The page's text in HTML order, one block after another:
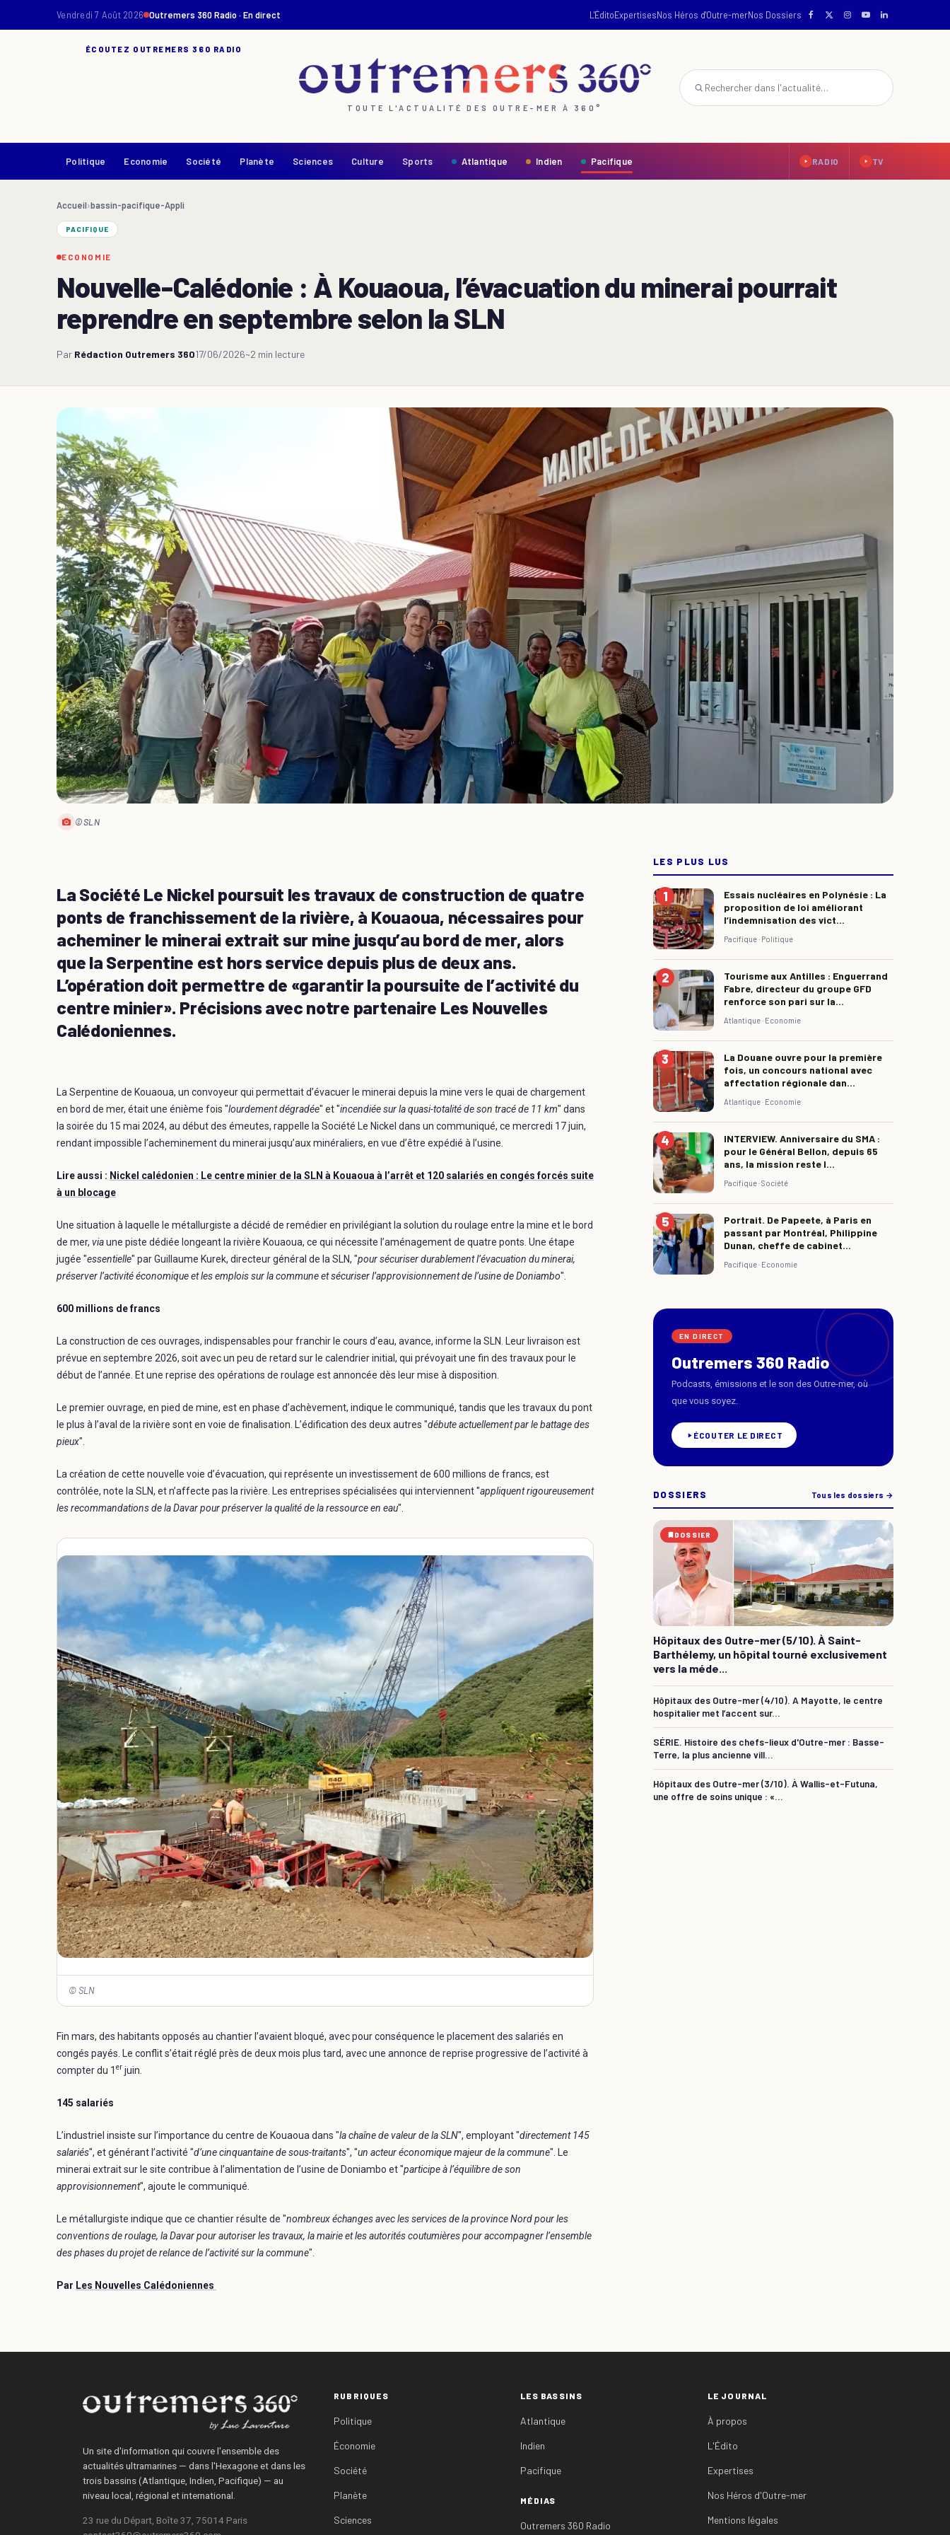
Vendredi 7 Août 2026 Outremers 360 Radio · En direct L'ÉditoExpertisesNos Héros d'Outre-merNos Dossiers
ÉCOUTEZ OUTREMERS 360 RADIO
TOUTE L'ACTUALITÉ DES OUTRE-MER À 360°
Politique Economie Société Planète Sciences Culture Sports Atlantique Indien Pacifique RADIO TV
Accueil›bassin-pacifique-Appli
PACIFIQUE
ECONOMIE
Nouvelle-Calédonie : À Kouaoua, l’évacuation du minerai pourrait
reprendre en septembre selon la SLN
Par Rédaction Outremers 36017/06/2026~2 min lecture
© SLN
La Société Le Nickel poursuit les travaux de construction de quatre
ponts de franchissement de la rivière, à Kouaoua, nécessaires pour
acheminer le minerai extrait sur mine jusqu’au bord de mer, alors
que la Serpentine est hors service depuis plus de deux ans.
L’opération doit permettre de «garantir la poursuite de l’activité du
centre minier». Précisions avec notre partenaire Les Nouvelles
Calédoniennes.
La Serpentine de Kouaoua, un convoyeur qui permettait d’évacuer le minerai depuis la mine vers le quai de chargement
en bord de mer, était une énième fois "lourdement dégradée" et "incendiée sur la quasi-totalité de son tracé de 11 km" dans
la soirée du 15 mai 2024, au début des émeutes, rappelle la Société Le Nickel dans un communiqué, ce mercredi 17 juin,
rendant impossible l’acheminement du minerai jusqu’aux minéraliers, en vue d’être expédié à l’usine.
Lire aussi : Nickel calédonien : Le centre minier de la SLN à Kouaoua à l’arrêt et 120 salariés en congés forcés suite
à un blocage
Une situation à laquelle le métallurgiste a décidé de remédier en privilégiant la solution du roulage entre la mine et le bord
de mer, viaune piste dédiée longeant la rivière Kouaoua, ce qui nécessite l’aménagement de quatre ponts. Une étape
jugée "essentielle" par Guillaume Kurek, directeur général de la SLN, "pour sécuriser durablement l’évacuation du minerai,
préserver l’activité économique et les emplois sur la commune et sécuriser l’approvisionnement de l’usine de Doniambo".
600 millions de francs
La construction de ces ouvrages, indispensables pour franchir le cours d’eau, avance, informe la SLN. Leur livraison est
prévue en septembre 2026, soit avec un peu de retard sur le calendrier initial, qui prévoyait une fin des travaux pour le
début de l’année. Et une reprise des opérations de roulage est annoncée dès leur mise à disposition.
Le premier ouvrage, en pied de mine, est en phase d’achèvement, indique le communiqué, tandis que les travaux du pont
le plus à l’aval de la rivière sont en voie de finalisation. L’édification des deux autres "débute actuellement par le battage des
pieux".
La création de cette nouvelle voie d’évacuation, qui représente un investissement de 600 millions de francs, est
contrôlée, note la SLN, et n’affecte pas la rivière. Les entreprises spécialisées qui interviennent "appliquent rigoureusement
les recommandations de la Davar pour préserver la qualité de la ressource en eau".
© SLN
Fin mars, des habitants opposés au chantier l’avaient bloqué, avec pour conséquence le placement des salariés en
congés payés. Le conflit s’était réglé près de deux mois plus tard, avec une annonce de reprise progressive de l’activité à
compter du 1 er juin.
145 salariés
L’industriel insiste sur l’importance du centre de Kouaoua dans "la chaîne de valeur de la SLN", employant "directement 145
salariés", et générant l’activité "d’une cinquantaine de sous-traitants", "un acteur économique majeur de la commune". Le
minerai extrait sur le site contribue à l’alimentation de l’usine de Doniambo et "participe à l’équilibre de son
approvisionnement", ajoute le communiqué.
Le métallurgiste indique que ce chantier résulte de "nombreux échanges avec les services de la province Nord pour les
conventions de roulage, la Davar pour autoriser les travaux, la mairie et les autorités coutumières pour accompagner l’ensemble
des phases du projet de relance de l’activité sur la commune".
Par Les Nouvelles Calédoniennes
LES PLUS LUS
Essais nucléaires en Polynésie : La
proposition de loi améliorant
l’indemnisation des vict...
Pacifique · Politique
Tourisme aux Antilles : Enguerrand
Fabre, directeur du groupe GFD
renforce son pari sur la...
Atlantique · Economie
La Douane ouvre pour la première
fois, un concours national avec
affectation régionale dan...
Atlantique · Economie
INTERVIEW. Anniversaire du SMA :
pour le Général Bellon, depuis 65
ans, la mission reste l...
Pacifique ·Société
Portrait. De Papeete, à Paris en
passant par Montréal, Philippine
Dunan, cheffe de cabinet...
Pacifique · Economie
EN DIRECT
Outremers 360 Radio
Podcasts, émissions et le son des Outre-mer, où
que vous soyez.
ÉCOUTER LE DIRECT
DOSSIERS Tous les dossiers →
DOSSIER
Hôpitaux des Outre-mer (5/10). À Saint-
Barthélemy, un hôpital tourné exclusivement
vers la méde...
Hôpitaux des Outre-mer (4/10). A Mayotte, le centre
hospitalier met l’accent sur...
SÉRIE. Histoire des chefs-lieux d'Outre-mer : Basse-
Terre, la plus ancienne vill...
Hôpitaux des Outre-mer (3/10). À Wallis-et-Futuna,
une offre de soins unique : «...
Un site d'information qui couvre l'ensemble des
actualités ultramarines — dans l'Hexagone et dans les
trois bassins (Atlantique, Indien, Pacifique) — au
niveau local, régional et international.
23 rue du Départ, Boîte 37, 75014 Paris
RUBRIQUES
Politique
Économie
Société
Planète
Sciences
LES BASSINS
Atlantique
Indien
Pacifique
MÉDIAS
Outremers 360 Radio
LE JOURNAL
À propos
L'Édito
Expertises
Nos Héros d'Outre-mer
Mentions légales